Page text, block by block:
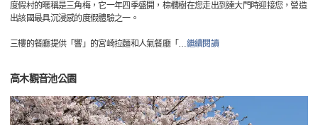
度假村的暱稱是三角梅，它一年四季盛開，棕櫚樹在您走出到達大門時迎接您，營造
出該國最具沉浸感的度假體驗之一。
三樓的餐廳提供「響」的宮崎拉麵和人氣餐廳「 …繼續閱讀
高木觀音池公園